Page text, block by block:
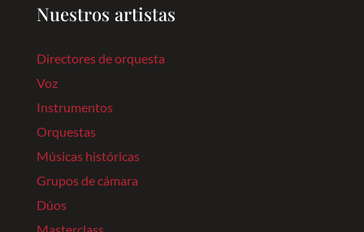
Nuestros artistas
Directores de orquesta
Voz
Instrumentos
Orquestas
Músicas históricas
Grupos de cámara
Dúos